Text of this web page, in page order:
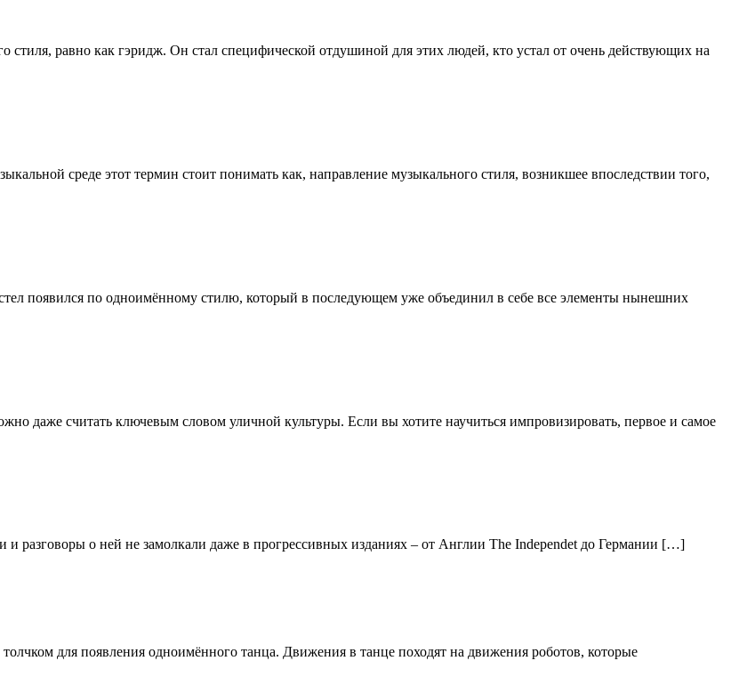
стиля, равно как гэридж. Он стал специфической отдушиной для этих людей, кто устал от очень действующих на
среде этот термин стоит понимать как, направление музыкального стиля, возникшее впоследствии того,
появился по одноимённому стилю, который в последующем уже объединил в себе все элементы нынешних
даже считать ключевым словом уличной культуры. Если вы хотите научиться импровизировать, первое и самое
и разговоры о ней не замолкали даже в прогрессивных изданиях – от Англии The Independet до Германии […]
для появления одноимённого танца. Движения в танце походят на движения роботов, которые